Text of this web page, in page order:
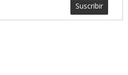
Suscribir